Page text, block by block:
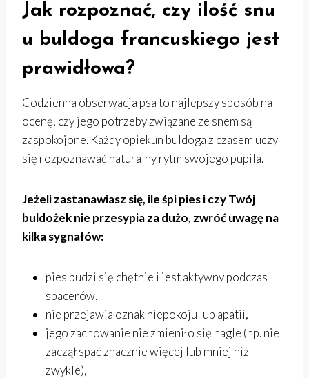
Jak rozpoznać, czy ilość snu
u buldoga francuskiego jest
prawidłowa?
Codzienna obserwacja psa to najlepszy sposób na
ocenę, czy jego potrzeby związane ze snem są
zaspokojone. Każdy opiekun buldoga z czasem uczy
się rozpoznawać naturalny rytm swojego pupila.
Jeżeli zastanawiasz się, ile śpi pies i czy Twój
buldożek nie przesypia za dużo, zwróć uwagę na
kilka sygnałów:
pies budzi się chętnie i jest aktywny podczas
spacerów,
nie przejawia oznak niepokoju lub apatii,
jego zachowanie nie zmieniło się nagle (np. nie
zaczął spać znacznie więcej lub mniej niż
zwykle),